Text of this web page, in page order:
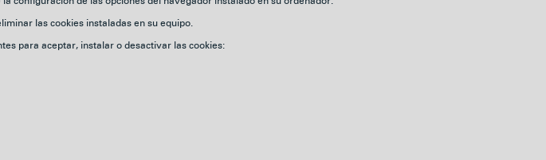
las cookies instaladas en su equipo.
para aceptar, instalar o desactivar las cookies: